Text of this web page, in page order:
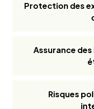
Protection des
Assurance
Risques